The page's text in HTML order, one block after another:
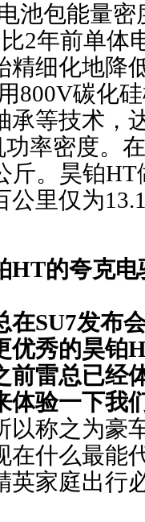
池包能量密
2年前单体
精细化地降
800V碳化
承等技术，
率密度。
斤。昊铂
公里仅为
HT的夸克
在SU7发布
优秀的昊铂
前雷总已经
体验一下我
以称之为豪
在什么最能
英家庭出行